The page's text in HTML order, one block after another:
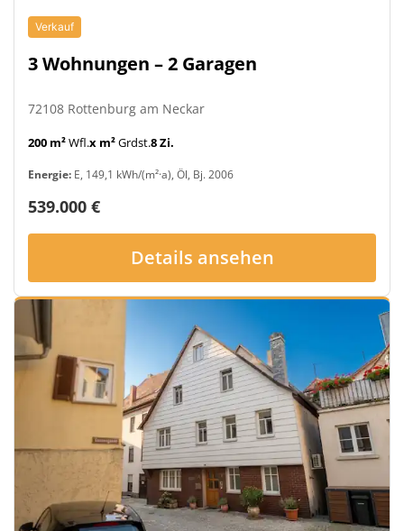
Verkauf
3 Wohnungen – 2 Garagen
72108 Rottenburg am Neckar
200 m²Wfl.x m²Grdst.8 Zi.
Energie: E, 149,1 kWh/(m²·a), Öl, Bj. 2006
539.000 €
Details ansehen